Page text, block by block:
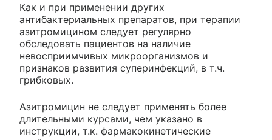
Как и при применении других
антибактериальных препаратов, при терапии
азитромицином следует регулярно
обследовать пациентов на наличие
невосприимчивых микроорганизмов и
признаков развития суперинфекций, в т.ч.
грибковых.
Азитромицин не следует применять более
длительными курсами, чем указано в
инструкции, т.к. фармакокинетические